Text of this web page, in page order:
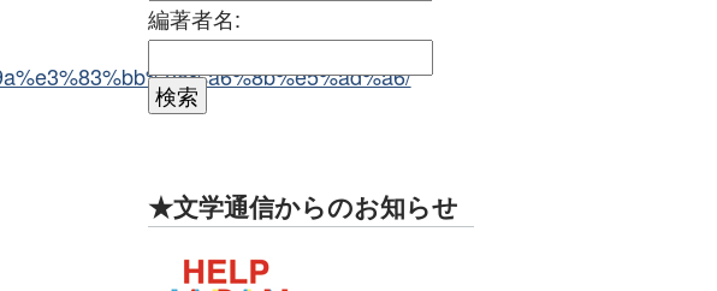
編著者名:
★文学通信からのお知らせ